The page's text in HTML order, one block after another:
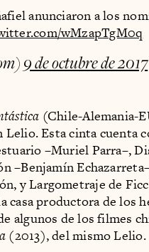
anunciaron a los
wMzapTgM0q
9 de octubre de 2017
(Chile-Alemania-
Esta cinta cuenta
–Muriel Parra–,
–Benjamín
y Largometraje de
casa productora de los
algunos de los filmes
(2013), del mismo Lelio.